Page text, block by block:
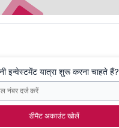
इन्वेस्टमेंट यात्रा शुरू करना चाहते हैं?
डीमैट अकाउंट खोलें